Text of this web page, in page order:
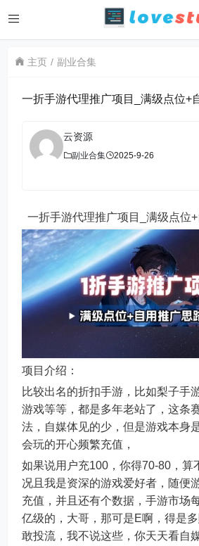
主页 副业合集
一折手游代理推广项目_满级点位+
云资源
副业合集 2025-9-26
一折手游代理推广项目_满级点位
项目介绍：
比较出名的折扣手游，比如梨子手
游戏等等，都是多年老站了，这条
法，自媒体见的少，但是游戏本身
会玩的开心频繁充值，
如果说用户充100，你得70-80，算
况且我是资深的游戏爱好者，随便
充值，并且还有个数据，手游市场
亿级的，大哥，那可是E啊，得是
敢投流，我不说这些，你天天看自